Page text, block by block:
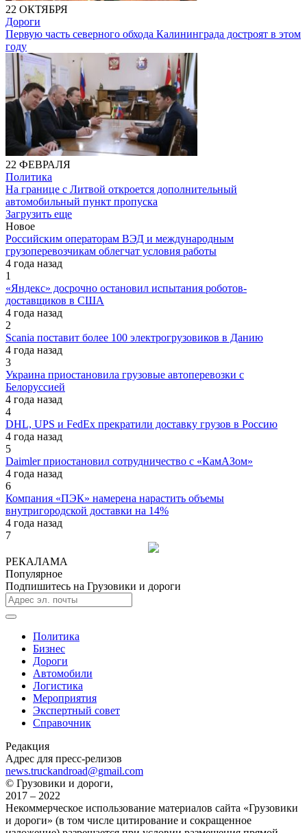
22 ОКТЯБРЯ
Дороги
Первую часть северного обхода Калининграда достроят в этом
году
22 ФЕВРАЛЯ
Политика
На границе с Литвой откроется дополнительный
автомобильный пункт пропуска
Загрузить еще
Новое
Российским операторам ВЭД и международным
грузоперевозчикам облегчат условия работы
4 года назад
1
«Яндекс» досрочно остановил испытания роботов-
доставщиков в США
4 года назад
2
Scania поставит более 100 электрогрузовиков в Данию
4 года назад
3
Украина приостановила грузовые автоперевозки с
Белоруссией
4 года назад
4
DHL, UPS и FedEx прекратили доставку грузов в Россию
4 года назад
5
Daimler приостановил сотрудничество с «КамАЗом»
4 года назад
6
Компания «ПЭК» намерена нарастить объемы
внутригородской доставки на 14%
4 года назад
7
РЕКАЛАМА
Популярное
Подпишитесь на Грузовики и дороги
Политика
Бизнес
Дороги
Автомобили
Логистика
Мероприятия
Экспертный совет
Справочник
Редакция
Адрес для пресс-релизов
news.truckandroad@gmail.com
© Грузовики и дороги,
2017 – 2022
Некоммерческое использование материалов сайта «Грузовики
и дороги» (в том числе цитирование и сокращенное